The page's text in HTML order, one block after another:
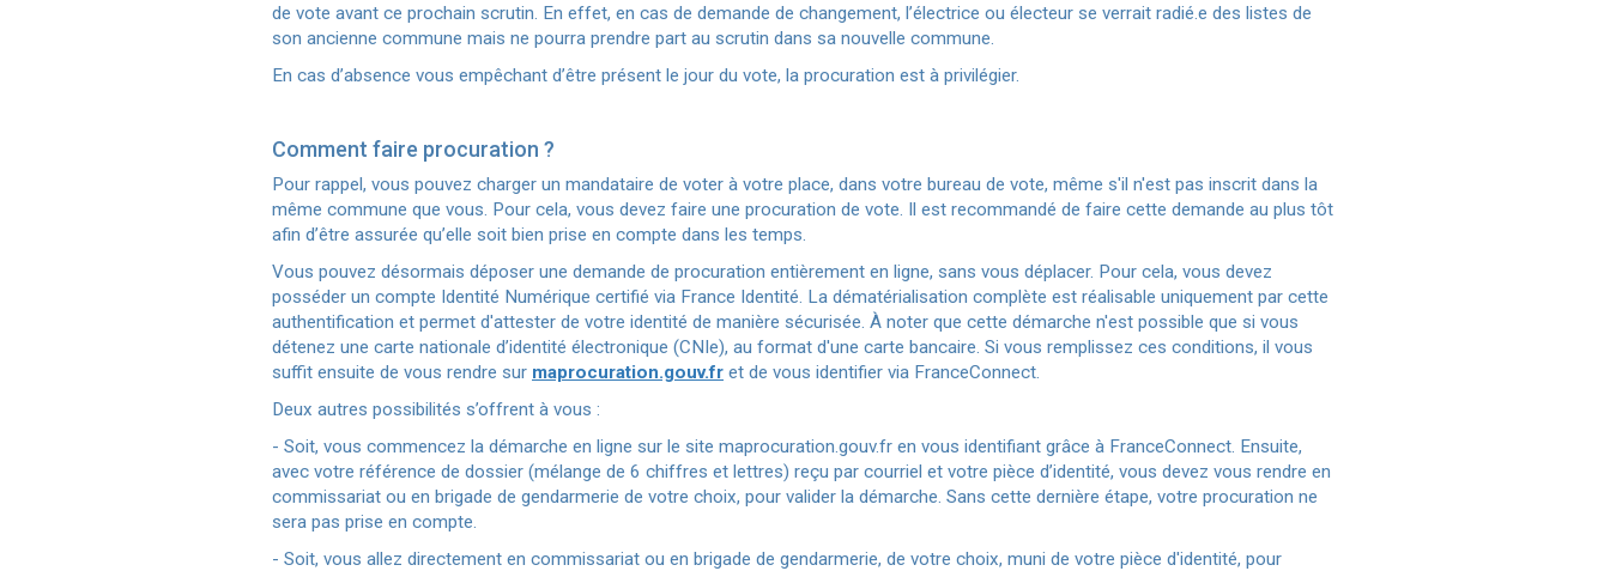
de vote avant ce prochain scrutin. En effet, en cas de demande de changement, l’électrice ou électeur se verrait radié.e des listes de
son ancienne commune mais ne pourra prendre part au scrutin dans sa nouvelle commune.
En cas d’absence vous empêchant d’être présent le jour du vote, la procuration est à privilégier.
Comment faire procuration ?
Pour rappel, vous pouvez charger un mandataire de voter à votre place, dans votre bureau de vote, même s'il n'est pas inscrit dans la
même commune que vous. Pour cela, vous devez faire une procuration de vote. Il est recommandé de faire cette demande au plus tôt
afin d’être assurée qu’elle soit bien prise en compte dans les temps.
Vous pouvez désormais déposer une demande de procuration entièrement en ligne, sans vous déplacer. Pour cela, vous devez
posséder un compte Identité Numérique certifié via France Identité. La dématérialisation complète est réalisable uniquement par cette
authentification et permet d'attester de votre identité de manière sécurisée. À noter que cette démarche n'est possible que si vous
détenez une carte nationale d’identité électronique (CNIe), au format d'une carte bancaire. Si vous remplissez ces conditions, il vous
suffit ensuite de vous rendre sur maprocuration.gouv.fr et de vous identifier via FranceConnect.
Deux autres possibilités s’offrent à vous :
- Soit, vous commencez la démarche en ligne sur le site maprocuration.gouv.fr en vous identifiant grâce à FranceConnect. Ensuite,
avec votre référence de dossier (mélange de 6 chiffres et lettres) reçu par courriel et votre pièce d’identité, vous devez vous rendre en
commissariat ou en brigade de gendarmerie de votre choix, pour valider la démarche. Sans cette dernière étape, votre procuration ne
sera pas prise en compte.
- Soit, vous allez directement en commissariat ou en brigade de gendarmerie, de votre choix, muni de votre pièce d'identité, pour